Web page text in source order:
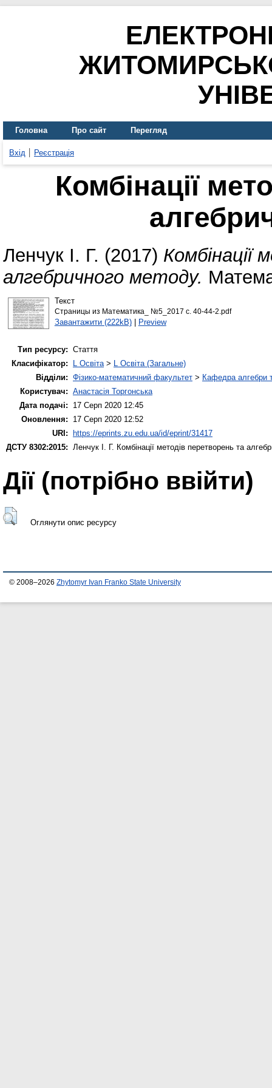
Головна Про сайт Перегляд
Вхід Реєстрація
Комбінації
Ленчук І. Г. (2017)
алгебричного методу.
Текст
Страницы из Математика_ №5_2017 с. 40-44-2.pdf
Завантажити (222kB)| Preview
Тип ресурсу: Стаття
Класифікатор:
L Освіта> L Освіта (Загальне)
Відділи: Фізико-математичний факультет > Кафедра алгебри
Користувач: Анастасія Торгонська
Дата подачі:
17 Серп 2020 12:45
Оновлення:
17 Серп 2020 12:52
URI:
https://eprints.zu.edu.ua/id/eprint/31417
ДСТУ 8302:2015: Ленчук І. Г. Комбінації методів перетворень та
Дії ​​(потрібно ввійти)
Оглянути опис ресурсу
© 2008–2026 Zhytomyr Ivan Franko State University